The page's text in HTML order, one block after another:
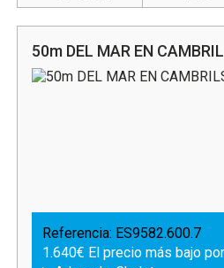
50m DEL MAR EN
Referencia: ES9582.600.7
1.640€ El precio más bajo